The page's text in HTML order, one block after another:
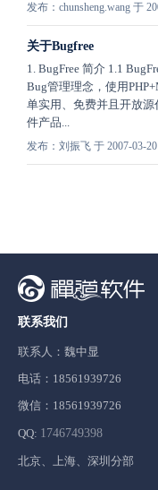
发布：chunsheng.wang 于
关于Bugfree
1. BugFree 简介 1.1
Bug管理理念，使用
单实用、免费并且开放源
件产品...
发布：刘振飞 于 2007-03-20
联系我们
联系人：魏中显
电话：18561939726
微信：18561939726
QQ: 1746749398
北京、上海、深圳分部